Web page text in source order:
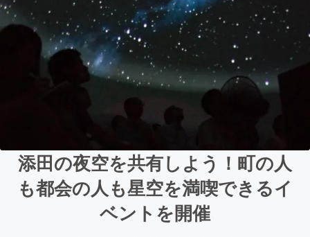
添田の夜空を共有しよう！町の人
も都会の人も星空を満喫できるイ
ベントを開催